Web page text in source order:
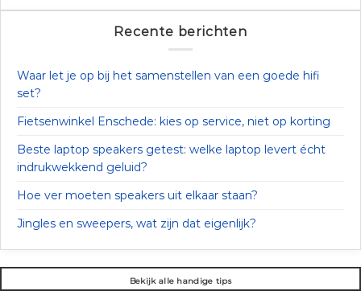
Recente berichten
Waar let je op bij het samenstellen van een goede hifi
set?
Fietsenwinkel Enschede: kies op service, niet op korting
Beste laptop speakers getest: welke laptop levert écht
indrukwekkend geluid?
Hoe ver moeten speakers uit elkaar staan?
Jingles en sweepers, wat zijn dat eigenlijk?
Bekijk alle handige tips